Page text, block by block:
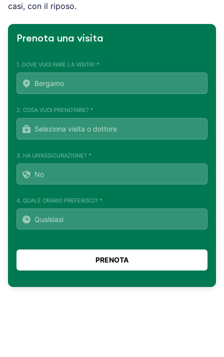
casi, con il riposo.
Prenota una visita
1. DOVE VUOI FARE LA VISITA? *
2. COSA VUOI PRENOTARE? *
3. HA UN'ASSICURAZIONE? *
4. QUALE ORARIO PREFERISCI? *